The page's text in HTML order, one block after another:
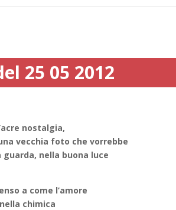
25 05 2012
nostalgia,
vecchia foto che vorrebbe
nella buona luce
a come l’amore
chimica